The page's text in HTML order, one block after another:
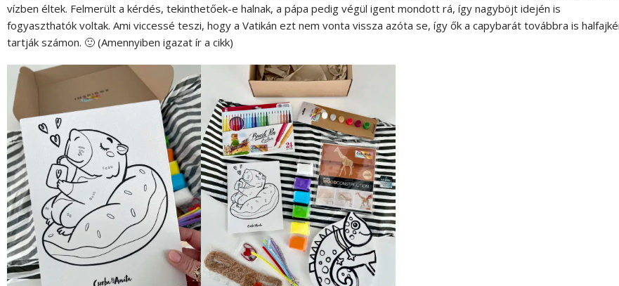
vízben éltek. Felmerült a kérdés, tekinthetőek-e halnak, a pápa pedig végül igent mondott rá, így nagyböjt idején is
fogyaszthatók voltak. Ami viccessé teszi, hogy a Vatikán ezt nem vonta vissza azóta se, így ők a capybarát továbbra is
tartják számon. 🙂 (Amennyiben igazat ír a cikk)